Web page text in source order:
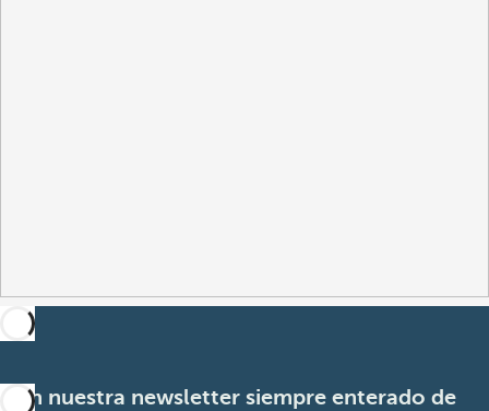
Con nuestra newsletter siempre enterado de